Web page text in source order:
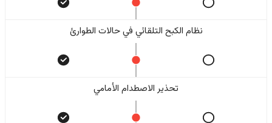
نظام الكبح التلقائي في حالات الطوارئ
تحذير الاصطدام الأمامي